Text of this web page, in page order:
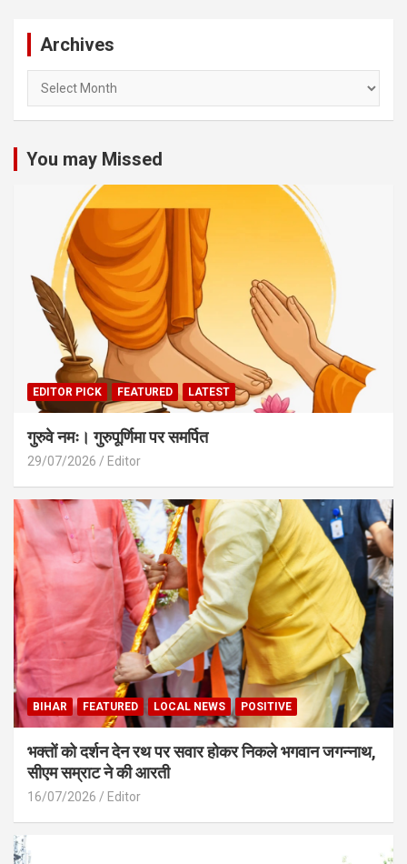
Archives
You may Missed
EDITOR PICK FEATURED LATEST
गुरुवे नमः। गुरुपूर्णिमा पर समर्पित
29/07/2026 Editor
BIHAR FEATURED LOCAL NEWS POSITIVE
भक्तों को दर्शन देन रथ पर सवार होकर निकले भगवान जगन्नाथ,
सीएम सम्राट ने की आरती
16/07/2026 Editor